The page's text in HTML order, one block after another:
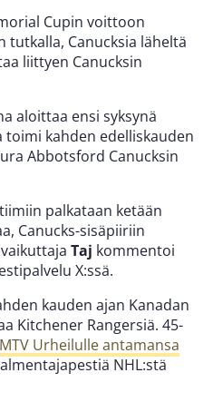
Cupin voittoon
tutkalla, Canucksia läheltä
liittyen Canucksin
aloittaa ensi syksynä
toimi kahden edelliskauden
Abbotsford Canucksin
palkataan ketään
Canucks-sisäpiiriin
Taj kommentoi
X:ssä.
kauden ajan Kanadan
Kitchener Rangersiä. 45-
MTV Urheilulle antamansa
NHL:stä